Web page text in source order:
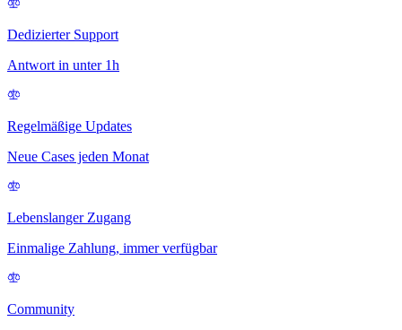
Dedizierter Support
Antwort in unter 1h
Regelmäßige Updates
Neue Cases jeden Monat
Lebenslanger Zugang
Einmalige Zahlung, immer verfügbar
Community